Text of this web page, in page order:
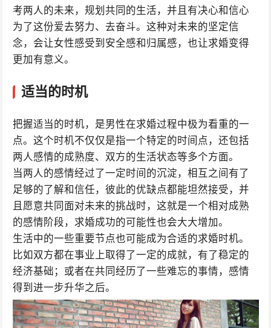
考两人的未来，规划共同的生活，并且有决心和信心
为了这份爱去努力、去奋斗。这种对未来的坚定信
念，会让女性感受到安全感和归属感，也让求婚变得
更加有意义。
适当的时机
把握适当的时机，是男性在求婚过程中极为看重的一
点。这个时机不仅仅是指一个特定的时间点，还包括
两人感情的成熟度、双方的生活状态等多个方面。
当两人的感情经过了一定时间的沉淀，相互之间有了
足够的了解和信任，彼此的优缺点都能坦然接受，并
且愿意共同面对未来的挑战时，这就是一个相对成熟
的感情阶段，求婚成功的可能性也会大大增加。
生活中的一些重要节点也可能成为合适的求婚时机。
比如双方都在事业上取得了一定的成就，有了稳定的
经济基础；或者在共同经历了一些难忘的事情，感情
得到进一步升华之后。